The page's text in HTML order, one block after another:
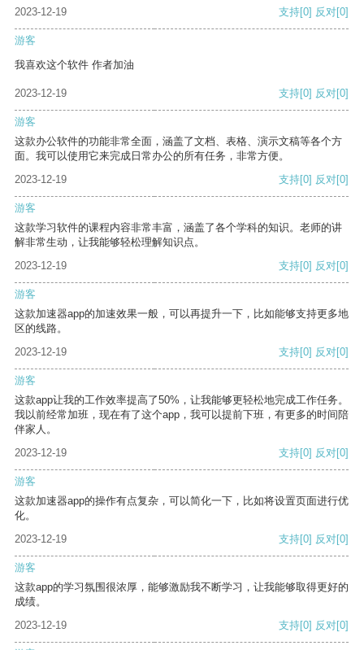
2023-12-19 支持[0] 反对[0]
游客
我喜欢这个软件 作者加油
2023-12-19 支持[0] 反对[0]
游客
这款办公软件的功能非常全面，涵盖了文档、表格、演示文稿等各个方
面。我可以使用它来完成日常办公的所有任务，非常方便。
2023-12-19
支持[0] 反对[0]
游客
这款学习软件的课程内容非常丰富，涵盖了各个学科的知识。老师的讲
解非常生动，让我能够轻松理解知识点。
2023-12-19
支持[0] 反对[0]
游客
这款加速器app的加速效果一般，可以再提升一下，比如能够支持更多地
区的线路。
2023-12-19
支持[0] 反对[0]
游客
这款app让我的工作效率提高了50%，让我能够更轻松地完成工作任务。
我以前经常加班，现在有了这个app，我可以提前下班，有更多的时间陪
伴家人。
2023-12-19
支持[0] 反对[0]
游客
这款加速器app的操作有点复杂，可以简化一下，比如将设置页面进行优
化。
2023-12-19
支持[0] 反对[0]
游客
这款app的学习氛围很浓厚，能够激励我不断学习，让我能够取得更好的
成绩。
2023-12-19
支持[0] 反对[0]